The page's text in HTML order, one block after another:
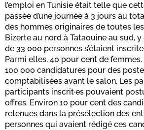
l’emploi en Tunisie était telle que
passée d’une journée à 3 jours au
des hommes originaires de toutes
Bizerte au nord à Tataouine au sud,
de 33 000 personnes s’étaient
Parmi elles, 40 pour cent de
100 000 candidatures pour des
comptabilisées avant le salon. Les
participants inscrit·es pouvaient
offres. Environ 10 pour cent des
retenues dans la présélection des
personnes qui avaient rédigé ces